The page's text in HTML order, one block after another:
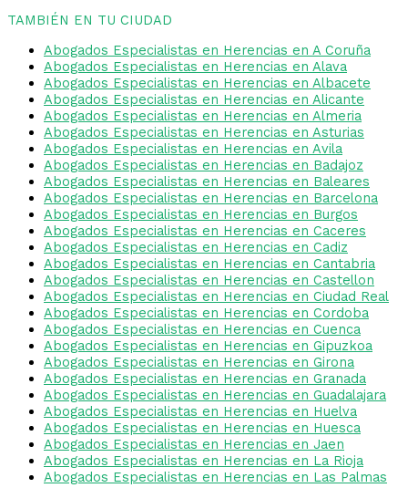
TAMBIÉN EN TU CIUDAD
Abogados Especialistas en Herencias en A Coruña
Abogados Especialistas en Herencias en Alava
Abogados Especialistas en Herencias en Albacete
Abogados Especialistas en Herencias en Alicante
Abogados Especialistas en Herencias en Almeria
Abogados Especialistas en Herencias en Asturias
Abogados Especialistas en Herencias en Avila
Abogados Especialistas en Herencias en Badajoz
Abogados Especialistas en Herencias en Baleares
Abogados Especialistas en Herencias en Barcelona
Abogados Especialistas en Herencias en Burgos
Abogados Especialistas en Herencias en Caceres
Abogados Especialistas en Herencias en Cadiz
Abogados Especialistas en Herencias en Cantabria
Abogados Especialistas en Herencias en Castellon
Abogados Especialistas en Herencias en Ciudad Real
Abogados Especialistas en Herencias en Cordoba
Abogados Especialistas en Herencias en Cuenca
Abogados Especialistas en Herencias en Gipuzkoa
Abogados Especialistas en Herencias en Girona
Abogados Especialistas en Herencias en Granada
Abogados Especialistas en Herencias en Guadalajara
Abogados Especialistas en Herencias en Huelva
Abogados Especialistas en Herencias en Huesca
Abogados Especialistas en Herencias en Jaen
Abogados Especialistas en Herencias en La Rioja
Abogados Especialistas en Herencias en Las Palmas